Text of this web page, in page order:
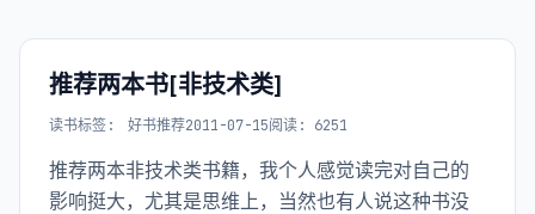
推荐两本书[非技术类]
读书标签: 好书推荐2011-07-15阅读: 6251
推荐两本非技术类书籍，我个人感觉读完对自己的
影响挺大，尤其是思维上，当然也有人说这种书没